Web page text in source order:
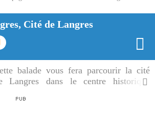
Cité de Langres
balade vous fera parcourir la cité
Langres dans le centre historique